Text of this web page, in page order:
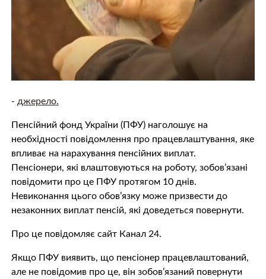
- джерело.
Пенсійний фонд України (ПФУ) наголошує на
необхідності повідомлення про працевлаштування, яке
впливає на нарахування пенсійних виплат.
Пенсіонери, які влаштовуються на роботу, зобов’язані
повідомити про це ПФУ протягом 10 днів.
Невиконання цього обов’язку може призвести до
незаконних виплат пенсій, які доведеться повернути.
Про це повідомляє сайт Канал 24.
Якщо ПФУ виявить, що пенсіонер працевлаштований,
але не повідомив про це, він зобов’язаний повернути